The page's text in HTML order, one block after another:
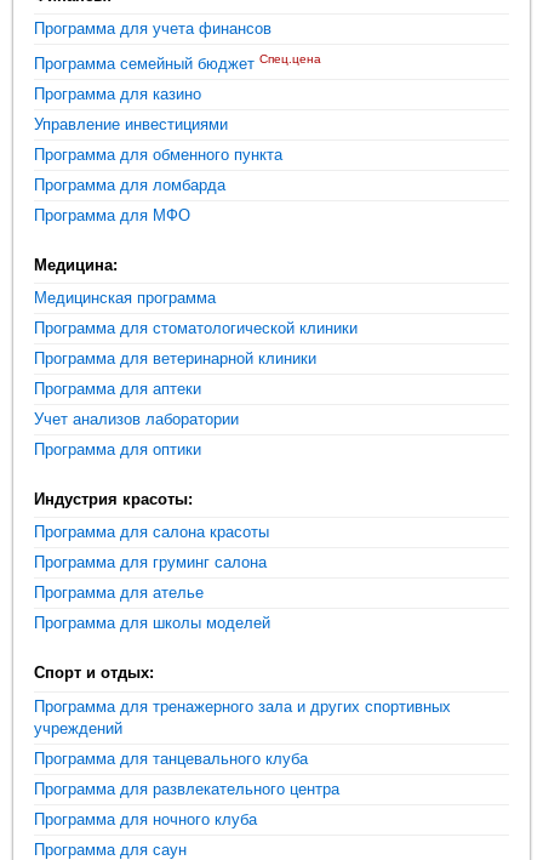
Программа для учета финансов
Программа семейный бюджет Спец.цена
Программа для казино
Управление инвестициями
Программа для обменного пункта
Программа для ломбарда
Программа для МФО
Медицина:
Медицинская программа
Программа для стоматологической клиники
Программа для ветеринарной клиники
Программа для аптеки
Учет анализов лаборатории
Программа для оптики
Индустрия красоты:
Программа для салона красоты
Программа для груминг салона
Программа для ателье
Программа для школы моделей
Спорт и отдых:
Программа для тренажерного зала и других спортивных
учреждений
Программа для танцевального клуба
Программа для развлекательного центра
Программа для ночного клуба
Программа для саун